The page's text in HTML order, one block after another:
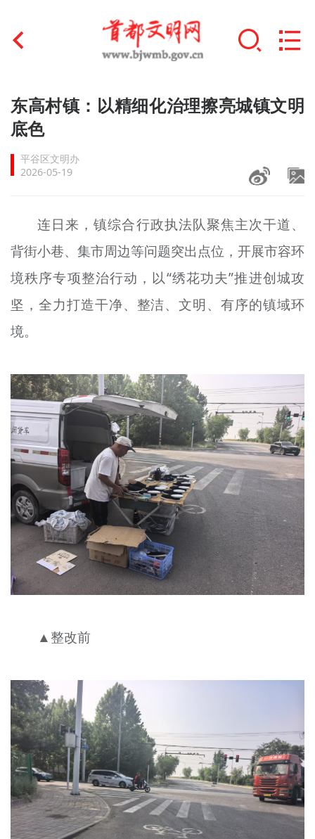
首页
文明创建
文明实践
未成年人思想道德建设
榜样人物
+
身边好人
文明评论
宣传思想文化人才
专题
资料库
+
东高村镇：以精细化治理擦亮城镇文明
底色
平谷区文明办
2026-05-19
连日来，镇综合行政执法队聚焦主次干道、
背街小巷、集市周边等问题突出点位，开展市容环
境秩序专项整治行动，以“绣花功夫”推进创城攻
坚，全力打造干净、整洁、文明、有序的镇域环
境。
▲整改前